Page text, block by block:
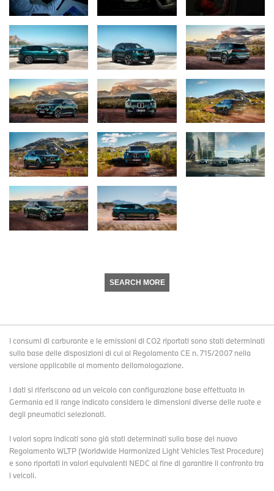
SEARCH MORE
I consumi di carburante e le emissioni di CO2 riportati sono stati determinati
sulla base delle disposizioni di cui al Regolamento CE n. 715/2007 nella
versione applicabile al momento dellomologazione.
I dati si riferiscono ad un veicolo con configurazione base effettuata in
Germania ed il range indicato considera le dimensioni diverse delle ruote e
degli pneumatici selezionati.
I valori sopra indicati sono già stati determinati sulla base del nuovo
Regolamento WLTP (Worldwide Harmonized Light Vehicles Test Procedure)
e sono riportati in valori equivalenti NEDC al fine di garantire il confronto tra
i veicoli.